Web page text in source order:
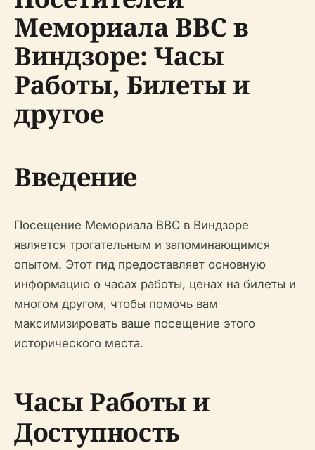
Мемориала ВВС в
Виндзоре: Часы
Работы, Билеты и
другое
Введение
Посещение Мемориала ВВС в Виндзоре
является трогательным и запоминающимся
опытом. Этот гид предоставляет основную
информацию о часах работы, ценах на билеты и
многом другом, чтобы помочь вам
максимизировать ваше посещение этого
исторического места.
Часы Работы и
Доступность